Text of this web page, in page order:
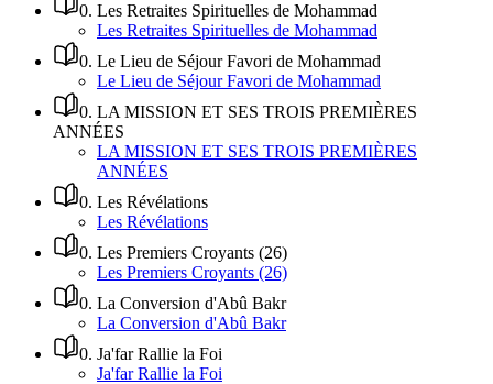
0. Les Retraites Spirituelles de Mohammad
Les Retraites Spirituelles de Mohammad
0. Le Lieu de Séjour Favori de Mohammad
Le Lieu de Séjour Favori de Mohammad
0. LA MISSION ET SES TROIS PREMIÈRES
ANNÉES
LA MISSION ET SES TROIS PREMIÈRES
ANNÉES
0. Les Révélations
Les Révélations
0. Les Premiers Croyants (26)
Les Premiers Croyants (26)
0. La Conversion d'Abû Bakr
La Conversion d'Abû Bakr
0. Ja'far Rallie la Foi
Ja'far Rallie la Foi